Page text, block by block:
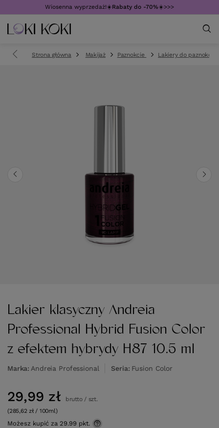
Wiosenna wyprzedaż!☀️Rabaty do -70%☀️>>>
Strona główna Makijaż Paznokcie Lakiery do paznokci
Lakier klasyczny Andreia
Professional Hybrid Fusion Color
z efektem hybrydy H87 10.5 ml
Marka Andreia Professional Seria Fusion Color
29,99 zł brutto/ szt.
(285,62 zł / 100ml)
Możesz kupić za 29.99 pkt.